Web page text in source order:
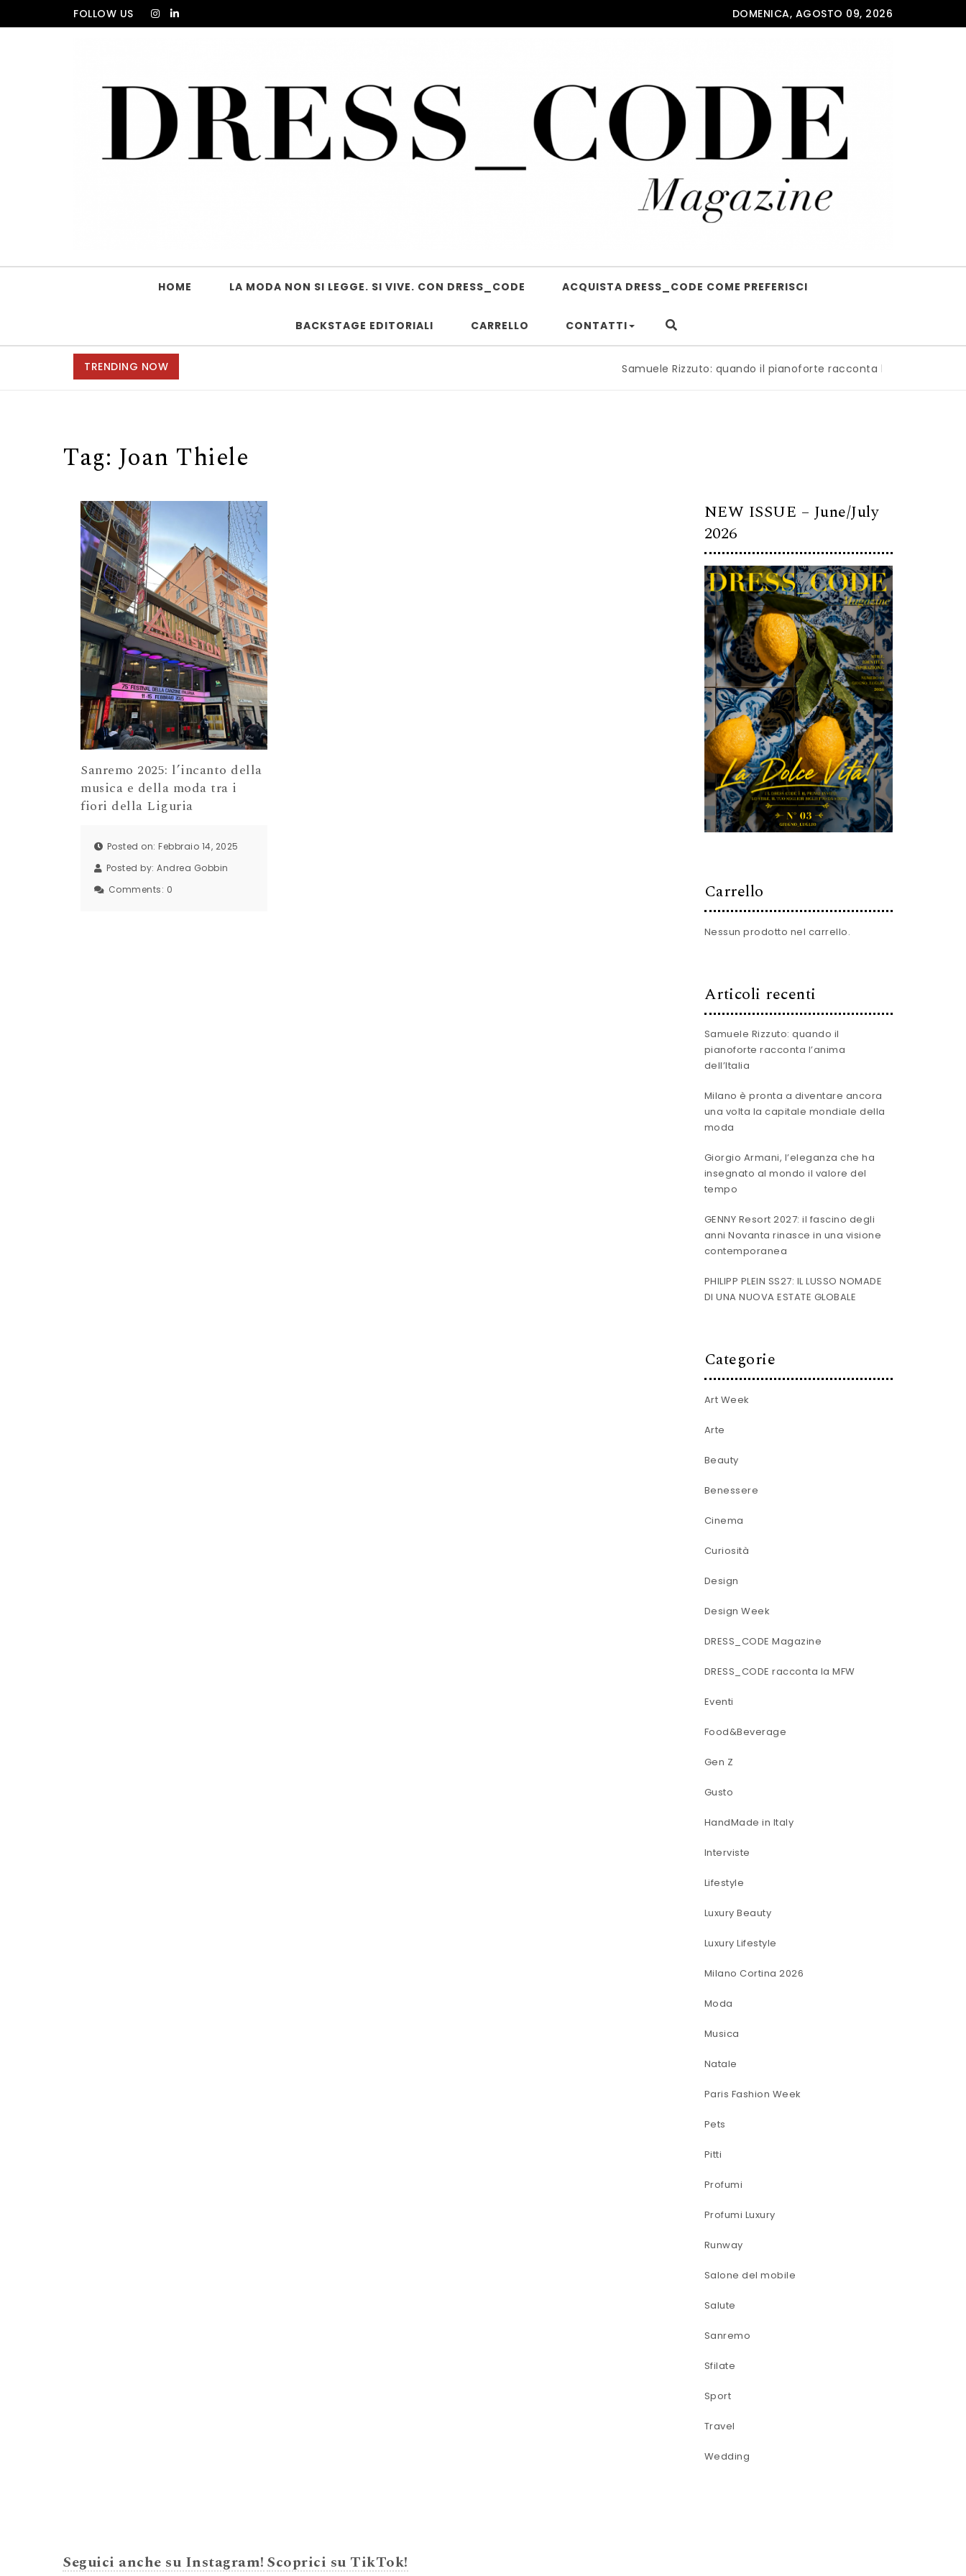
Skip to contentFOLLOW US DOMENICA, AGOSTO 09, 2026
HOME LA MODA NON SI LEGGE. SI VIVE. CON DRESS_CODE ACQUISTA DRESS_CODE COME PREFERISCI
BACKSTAGE EDITORIALI CARRELLO CONTATTI
TRENDING NOW Samuele Rizzuto: quando il pianoforte racconta l’anima dell’Italia
Tag: Joan Thiele
Sanremo 2025: l’incanto della
musica e della moda tra i
fiori della Liguria
Posted on: Febbraio 14, 2025
Posted by: Andrea Gobbin
Comments: 0
NEW ISSUE – June/July
2026
Carrello
Nessun prodotto nel carrello.
Articoli recenti
Samuele Rizzuto: quando il
pianoforte racconta l’anima
dell’Italia
Milano è pronta a diventare ancora
una volta la capitale mondiale della
moda
Giorgio Armani, l’eleganza che ha
insegnato al mondo il valore del
tempo
GENNY Resort 2027: il fascino degli
anni Novanta rinasce in una visione
contemporanea
PHILIPP PLEIN SS27: IL LUSSO NOMADE
DI UNA NUOVA ESTATE GLOBALE
Categorie
Art Week
Arte
Beauty
Benessere
Cinema
Curiosità
Design
Design Week
DRESS_CODE Magazine
DRESS_CODE racconta la MFW
Eventi
Food&Beverage
Gen Z
Gusto
HandMade in Italy
Interviste
Lifestyle
Luxury Beauty
Luxury Lifestyle
Milano Cortina 2026
Moda
Musica
Natale
Paris Fashion Week
Pets
Pitti
Profumi
Profumi Luxury
Runway
Salone del mobile
Salute
Sanremo
Sfilate
Sport
Travel
Wedding
Seguici anche su Instagram! Scoprici su TikTok!